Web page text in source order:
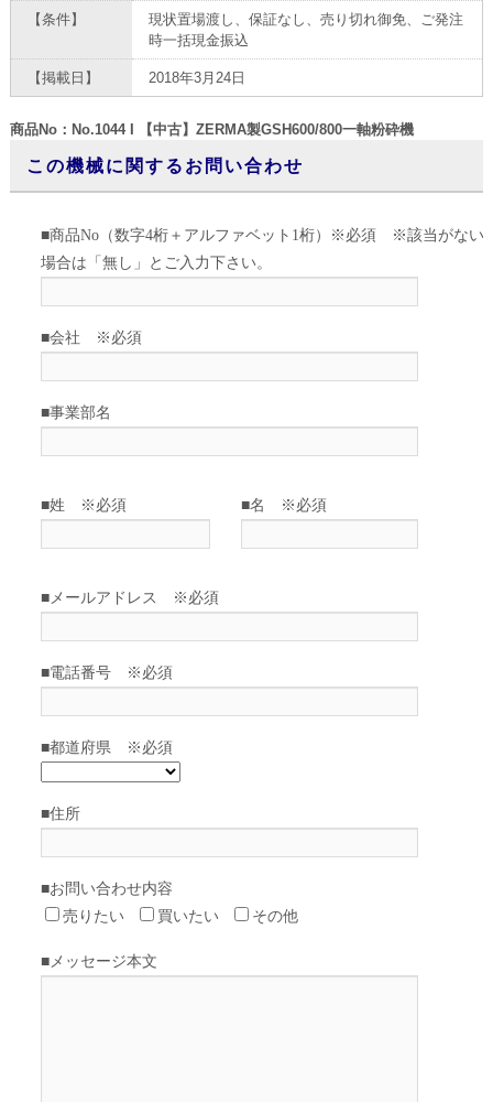
【条件】
現状置場渡し、保証なし、売り切れ御免、ご発注
時一括現金振込
【掲載日】 2018年3月24日
商品No：No.1044 I 【中古】ZERMA製GSH600/800一軸粉砕機
この機械に関するお問い合わせ